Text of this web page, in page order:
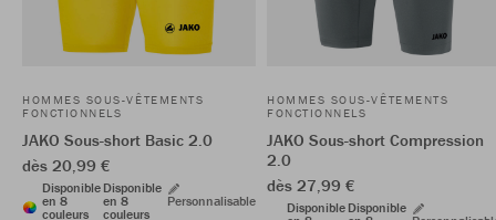
HOMMES SOUS-VÊTEMENTS
FONCTIONNELS
JAKO Sous-short Basic 2.0
dès 20,99 €
Disponible
en 8
couleurs
Disponible
en 8
couleurs
Personnalisable
HOMMES SOUS-VÊTEMENTS
FONCTIONNELS
JAKO Sous-short Compression
2.0
dès 27,99 €
Disponible Disponible